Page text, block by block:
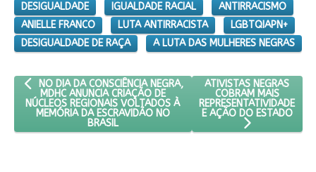
DESIGUALDADE
IGUALDADE RACIAL
ANTIRRACISMO
ANIELLE FRANCO
LUTA ANTIRRACISTA
LGBTQIAPN+
DESIGUALDADE DE RAÇA
A LUTA DAS MULHERES NEGRAS
ARTIGO ANTERIOR: NO DIA DA CONSCIÊNCIA NEGRA, MDHC
NO DIA DA CONSCIÊNCIA NEGRA,
MDHC ANUNCIA CRIAÇÃO DE
NÚCLEOS REGIONAIS VOLTADOS À
MEMÓRIA DA ESCRAVIDÃO NO
BRASIL
PRÓXIMO ARTIGO:
ATIVISTAS NEGRAS
COBRAM MAIS
REPRESENTATIVIDADE
E AÇÃO DO ESTADO